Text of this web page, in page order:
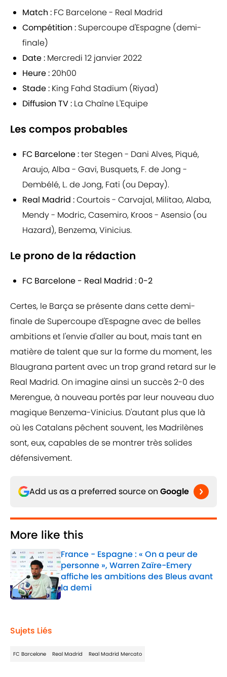
Match : FC Barcelone - Real Madrid
Compétition : Supercoupe d'Espagne (demi-
finale)
Date : Mercredi 12 janvier 2022
Heure :20h00
Stade : King Fahd Stadium (Riyad)
Diffusion TV : La Chaîne L'Equipe
Les compos probables
FC Barcelone :ter Stegen - Dani Alves, Piqué,
Araujo, Alba - Gavi, Busquets, F. de Jong -
Dembélé, L. de Jong, Fati (ou Depay).
Real Madrid :Courtois - Carvajal, Militao, Alaba,
Mendy - Modric, Casemiro, Kroos - Asensio (ou
Hazard), Benzema, Vinicius.
Le prono de la rédaction
FC Barcelone - Real Madrid : 0-2
Certes, le Barça se présente dans cette demi-
finale de Supercoupe d'Espagne avec de belles
ambitions et l'envie d'aller au bout, mais tant en
matière de talent que sur la forme du moment, les
Blaugrana partent avec un trop grand retard sur le
Real Madrid. On imagine ainsi un succès 2-0 des
Merengue, à nouveau portés par leur nouveau duo
magique Benzema-Vinicius. D'autant plus que là
où les Catalans pêchent souvent, les Madrilènes
sont, eux, capables de se montrer très solides
défensivement.
Add us as a preferred source on Google
More like this
France - Espagne : « On a peur de
personne », Warren Zaïre-Emery
affiche les ambitions des Bleus avant
la demi
Published by on Invalid Date
Sujets Liés
FC Barcelone Real Madrid Real Madrid Mercato